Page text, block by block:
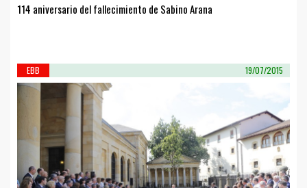
114 aniversario del fallecimiento de Sabino Arana
EBB 19/07/2015